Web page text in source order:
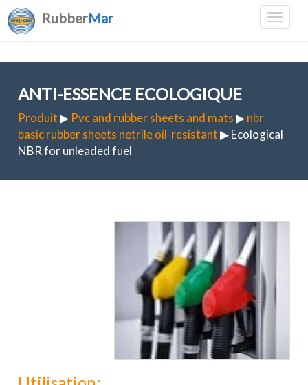
RubberMar
ANTI-ESSENCE ECOLOGIQUE
Produit▶ Pvc and rubber sheets and mats▶nbr
basic rubber sheets netrile oil-resistant▶ Ecological
NBR for unleaded fuel